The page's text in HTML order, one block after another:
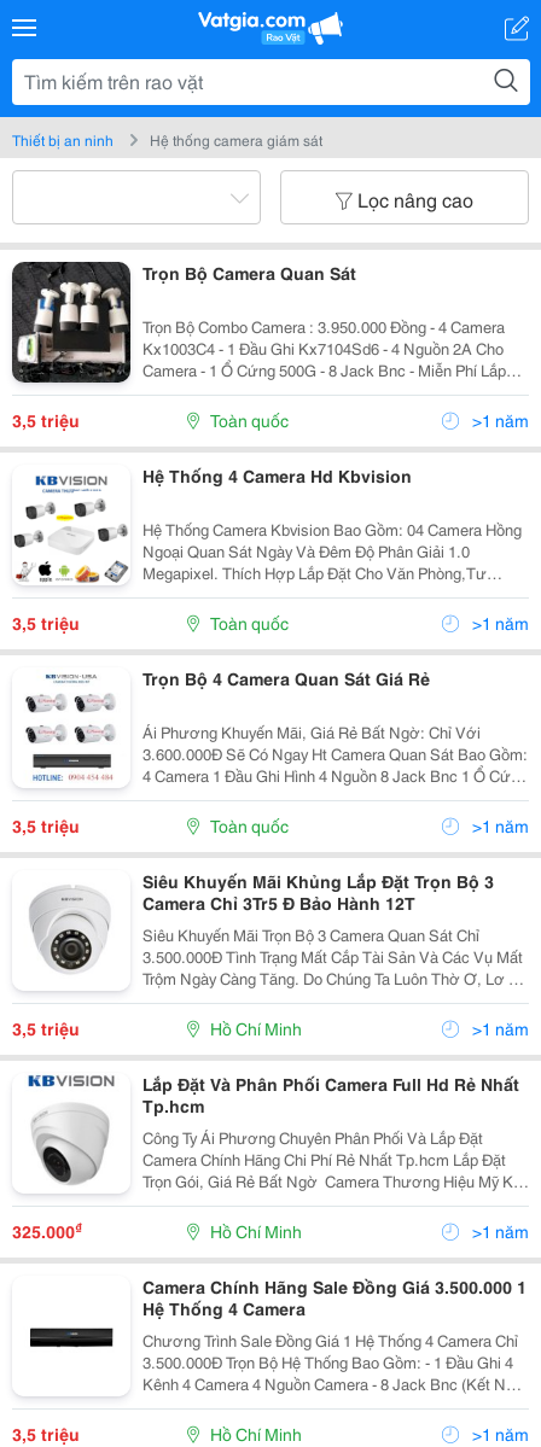
Thiết bị an ninh Hệ thống camera giám sát
Lọc nâng cao
Trọn Bộ Camera Quan Sát
Trọn Bộ Combo Camera : 3.950.000 Đồng - 4 Camera
Kx1003C4 - 1 Đầu Ghi Kx7104Sd6 - 4 Nguồn 2A Cho
Camera - 1 Ổ Cứng 500G - 8 Jack Bnc - Miễn Phí Lắp
Đặt. - Bảo Hành 12 Tháng.
3,5 triệu Toàn quốc >1 năm
Hệ Thống 4 Camera Hd Kbvision
Hệ Thống Camera Kbvision Bao Gồm: 04 Camera Hồng
Ngoại Quan Sát Ngày Và Đêm Độ Phân Giải 1.0
Megapixel. Thích Hợp Lắp Đặt Cho Văn Phòng,Tư
Gia,Khách Sạn,Cửa Hàng... 01 Đầu Ghi Hình Kts 04
Kênh Chuẩn Hdmi Giúp Khi Xem Hình Ảnh Trên Máy
3,5 triệu Toàn quốc >1 năm
Trọn Bộ 4 Camera Quan Sát Giá Rẻ
Ái Phương Khuyến Mãi, Giá Rẻ Bất Ngờ: Chỉ Với
3.600.000Đ Sẽ Có Ngay Ht Camera Quan Sát Bao Gồm:
4 Camera 1 Đầu Ghi Hình 4 Nguồn 8 Jack Bnc 1 Ổ Cứng
500G Lắp Đặt Hoàn Toàn Miễn Phí Miễn Phí Tên Miền
3,5 triệu Toàn quốc >1 năm
Siêu Khuyến Mãi Khủng Lắp Đặt Trọn Bộ 3
Camera Chỉ 3Tr5 Đ Bảo Hành 12T
Siêu Khuyến Mãi Trọn Bộ 3 Camera Quan Sát Chỉ
3.500.000Đ Tình Trạng Mất Cắp Tài Sản Và Các Vụ Mất
Trộm Ngày Càng Tăng. Do Chúng Ta Luôn Thờ Ơ, Lơ Là
Trong Việc Quản Lý Tài Sản Cá Nhân Cũng Như Không
Biết Cách Bảo Quản Tài Sản Của Mình Khi Đi Xa....
3,5 triệu Hồ Chí Minh >1 năm
Lắp Đặt Và Phân Phối Camera Full Hd Rẻ Nhất
Tp.hcm
Công Ty Ái Phương Chuyên Phân Phối Và Lắp Đặt
Camera Chính Hãng Chi Phí Rẻ Nhất Tp.hcm Lắp Đặt
Trọn Gói, Giá Rẻ Bất Ngờ ​ Camera Thương Hiệu Mỹ Kx
- A1003C4 Giá Chỉ 325.000Đ ● Camera 4 In 1 (Cvi,
Tvi,Ahd,Analog) ● Cảm Biến Hình Ả
325.000₫ Hồ Chí Minh >1 năm
Camera Chính Hãng Sale Đồng Giá 3.500.000 1
Hệ Thống 4 Camera
Chương Trình Sale Đồng Giá 1 Hệ Thống 4 Camera Chỉ
3.500.000Đ Trọn Bộ Hệ Thống Bao Gồm: - 1 Đầu Ghi 4
Kênh 4 Camera 4 Nguồn Camera - 8 Jack Bnc (Kết Nối
Camera Vào Đầu Ghi) - 1 Ổ Cứng Lưu Hình 500Gb Chưa
Kể Chi Phí Nhân Công Và Dây...
3,5 triệu Hồ Chí Minh >1 năm